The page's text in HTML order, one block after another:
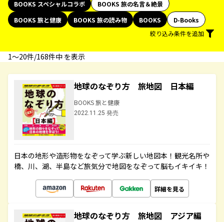
BOOKS スペシャルコラボ
BOOKS 旅の名言＆絶景
BOOKS 旅と健康
BOOKS 旅の読み物 BOOKS
D-Books
絞り込み条件を追加
1〜20件/168件中 を表示
地球のなぞり方 旅地図 日本編
BOOKS 旅と健康
2022.11.25 発売
日本の地形や造形物をなぞって学ぶ新しい地図本！観光名所や
橋、川、湖、半島など旅気分で地図をなぞって脳もイキイキ！
詳細を見る
地球のなぞり方 旅地図 アジア編